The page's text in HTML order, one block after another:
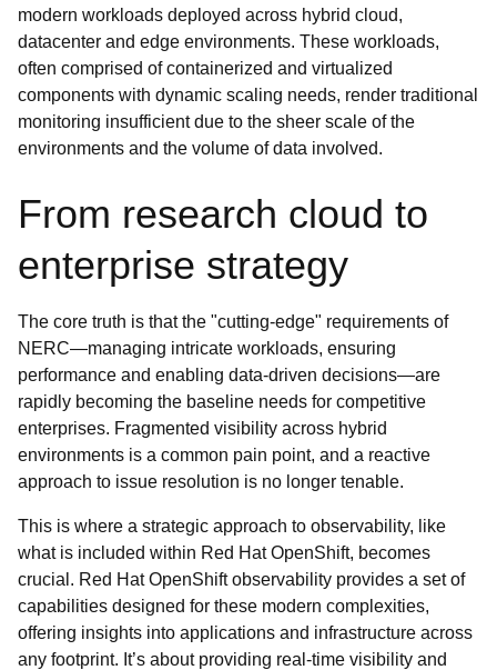
modern workloads deployed across hybrid cloud,
datacenter and edge environments. These workloads,
often comprised of containerized and virtualized
components with dynamic scaling needs, render traditional
monitoring insufficient due to the sheer scale of the
environments and the volume of data involved.
From research cloud to
enterprise strategy
The core truth is that the "cutting-edge" requirements of
NERC—managing intricate workloads, ensuring
performance and enabling data-driven decisions—are
rapidly becoming the baseline needs for competitive
enterprises. Fragmented visibility across hybrid
environments is a common pain point, and a reactive
approach to issue resolution is no longer tenable.
This is where a strategic approach to observability, like
what is included within Red Hat OpenShift, becomes
crucial. Red Hat OpenShift observability provides a set of
capabilities designed for these modern complexities,
offering insights into applications and infrastructure across
any footprint. It’s about providing real-time visibility and